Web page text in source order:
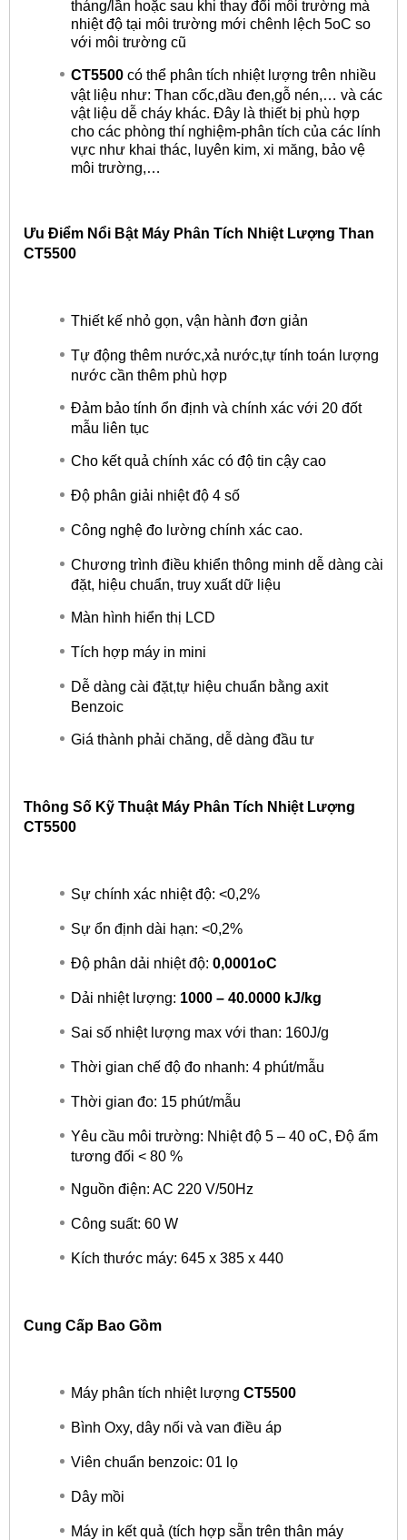
tháng/lần hoặc sau khi thay đổi môi trường mà
nhiệt độ tại môi trường mới chênh lệch 5oC so
với môi trường cũ
CT5500 có thể phân tích nhiệt lượng trên nhiều
vật liệu như: Than cốc,dầu đen,gỗ nén,… và các
vật liệu dễ cháy khác. Đây là thiết bị phù hợp
cho các phòng thí nghiệm-phân tích của các lính
vực như khai thác, luyên kim, xi măng, bảo vệ
môi trường,…
Ưu Điểm Nổi Bật Máy Phân Tích Nhiệt Lượng Than
CT5500
Thiết kế nhỏ gọn, vận hành đơn giản
Tự động thêm nước,xả nước,tự tính toán lượng
nước cần thêm phù hợp
Đảm bảo tính ổn định và chính xác với 20 đốt
mẫu liên tục
Cho kết quả chính xác có độ tin cậy cao
Độ phân giải nhiệt độ 4 số
Công nghệ đo lường chính xác cao.
Chương trình điều khiển thông minh dễ dàng cài
đặt, hiệu chuẩn, truy xuất dữ liệu
Màn hình hiển thị LCD
Tích hợp máy in mini
Dễ dàng cài đặt,tự hiệu chuẩn bằng axit
Benzoic
Giá thành phải chăng, dễ dàng đầu tư
Thông Số Kỹ Thuật Máy Phân Tích Nhiệt Lượng
CT5500
Sự chính xác nhiệt độ: <0,2%
Sự ổn định dài hạn: <0,2%
Độ phân dải nhiệt độ: 0,0001oC
Dải nhiệt lượng: 1000 – 40.0000 kJ/kg
Sai số nhiệt lượng max với than: 160J/g
Thời gian chế độ đo nhanh: 4 phút/mẫu
Thời gian đo: 15 phút/mẫu
Yêu cầu môi trường: Nhiệt độ 5 – 40 oC, Độ ẩm
tương đối < 80 %
Nguồn điện: AC 220 V/50Hz
Công suất: 60 W
Kích thước máy: 645 x 385 x 440
Cung Cấp Bao Gồm
Máy phân tích nhiệt lượng CT5500
Bình Oxy, dây nối và van điều áp
Viên chuẩn benzoic: 01 lọ
Dây mồi
Máy in kết quả (tích hợp sẵn trên thân máy